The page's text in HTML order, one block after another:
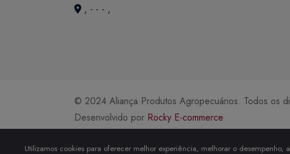
, - - - ,
© 2024 Aliança Produtos Agropecuários. Todos os
Desenvolvido por Rocky E-commerce
Utilizamos cookies para oferecer melhor experiência, melhorar o